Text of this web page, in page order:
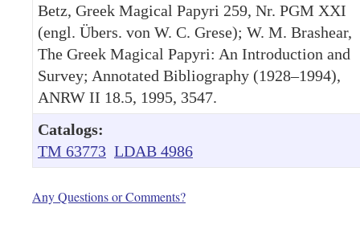
Betz, Greek Magical Papyri 259, Nr. PGM XXI
(engl. Übers. von W. C. Grese); W. M. Brashear,
The Greek Magical Papyri: An Introduction and
Survey; Annotated Bibliography (1928–1994),
ANRW II 18.5, 1995, 3547.
Catalogs:
TM 63773 LDAB 4986
Any Questions or Comments?